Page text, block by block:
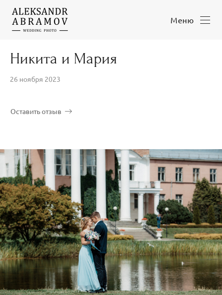
Меню
Никита и Мария
26 ноября 2023
Оставить отзыв